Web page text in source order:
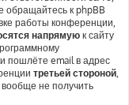
обращайтесь к phpBB
работы конференции,
напрямую к сайту
пошлёте email в адрес
третьей стороной,
не получить